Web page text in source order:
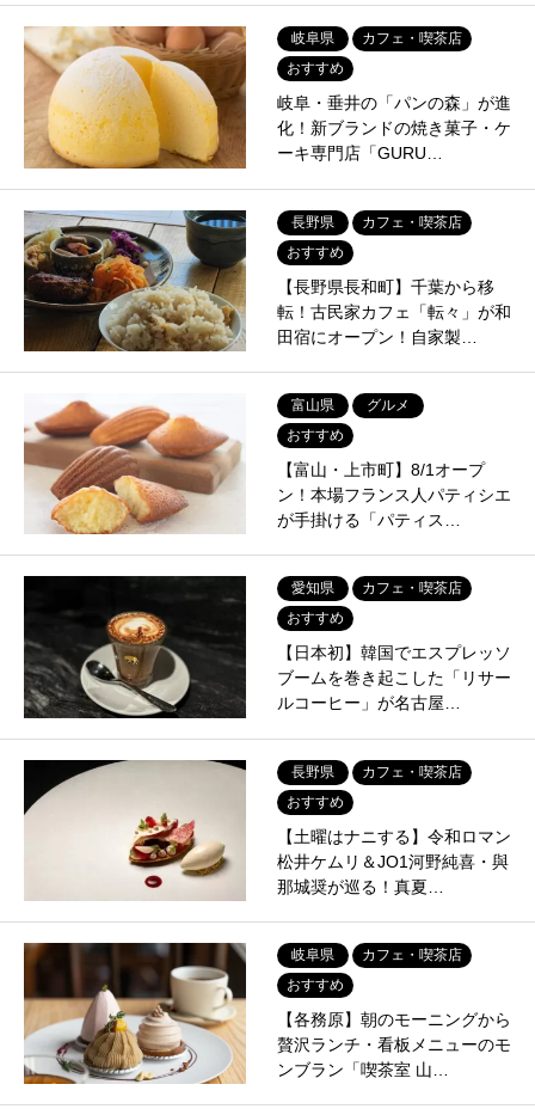
岐阜県
カフェ・喫茶店
おすすめ
岐阜・垂井の「パンの森」が進
化！新ブランドの焼き菓子・ケ
ーキ専門店「GURU…
長野県
カフェ・喫茶店
おすすめ
【長野県長和町】千葉から移
転！古民家カフェ「転々」が和
田宿にオープン！自家製…
富山県
グルメ
おすすめ
【富山・上市町】8/1オープ
ン！本場フランス人パティシエ
が手掛ける「パティス…
愛知県
カフェ・喫茶店
おすすめ
【日本初】韓国でエスプレッソ
ブームを巻き起こした「リサー
ルコーヒー」が名古屋…
長野県
カフェ・喫茶店
おすすめ
【土曜はナニする】令和ロマン
松井ケムリ＆JO1河野純喜・與
那城奨が巡る！真夏…
岐阜県
カフェ・喫茶店
おすすめ
【各務原】朝のモーニングから
贅沢ランチ・看板メニューのモ
ンブラン「喫茶室 山…